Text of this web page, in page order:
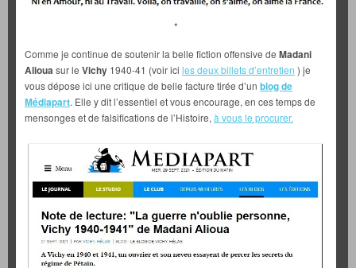
*
Comme je continue de soutenir la belle fiction offensive de Madani
Aliouasur le Vichy 1940-41 (voir ici les deux billets d’entretien ) je
vous dépose ici une critique de belle facture tirée d’un blog de
Médiapart. Elle y dit l’essentiel et vous encourage, en ces temps de
mensonges et de falsifications de l’Histoire, à vous le procurer.